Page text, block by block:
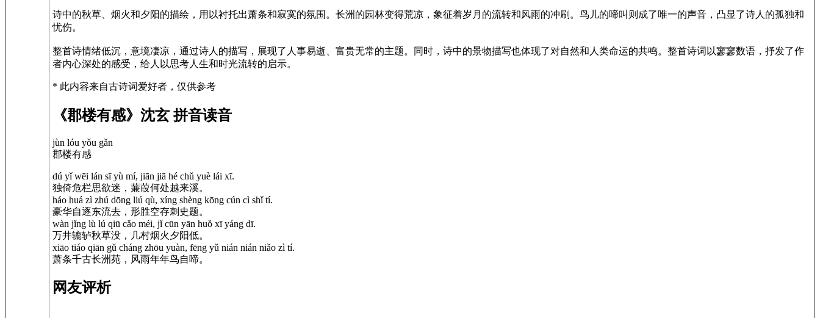
诗中的秋草、烟火和夕阳的描绘，用以衬托出萧条和寂寞的氛围。长洲的园林变得荒凉，象征着岁月的流转和风雨的冲刷。鸟儿的啼叫则成了唯一的声音，凸显了诗人的孤独和
忧伤。
整首诗情绪低沉，意境凄凉，通过诗人的描写，展现了人事易逝、富贵无常的主题。同时，诗中的景物描写也体现了对自然和人类命运的共鸣。整首诗词以寥寥数语，抒发了作
者内心深处的感受，给人以思考人生和时光流转的启示。
* 此内容来自古诗词爱好者，仅供参考
《郡楼有感》沈玄 拼音读音
jùn lóu yǒu gǎn
郡楼有感
dú yǐ wēi lán sī yù mí, jiān jiā hé chǔ yuè lái xī.
独倚危栏思欲迷，蒹葭何处越来溪。
háo huá zì zhú dōng liú qù, xíng shèng kōng cún cì shǐ tí.
豪华自逐东流去，形胜空存刺史题。
wàn jǐng lù lú qiū cǎo méi, jǐ cūn yān huǒ xī yáng dī.
万井辘轳秋草没，几村烟火夕阳低。
xiāo tiáo qiān gǔ cháng zhōu yuàn, fēng yǔ nián nián niǎo zì tí.
萧条千古长洲苑，风雨年年鸟自啼。
网友评析